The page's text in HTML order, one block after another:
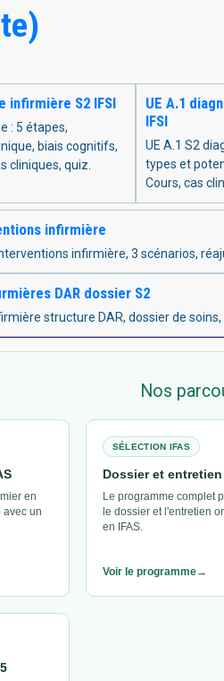
infirmière S2 IFSI
: 5 étapes,
biais cognitifs,
cliniques, quiz.
UE A.1
IFSI
UE A.1 S2
types et
Cours, cas
infirmière
infirmière, 3 scénarios,
DAR dossier S2
structure DAR, dossier de
Nos
en
avec un
SÉLECTION IFAS
Dossier et
Le programme complet
le dossier et l'entretien
en IFAS.
Voir le programme